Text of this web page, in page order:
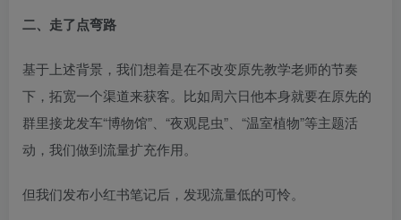
二、走了点弯路​
基于上述背景，我们想着是在不改变原先教学老师的节奏
下，拓宽一个渠道来获客。比如周六日他本身就要在原先的
群里接龙发车“博物馆”、“夜观昆虫”、“温室植物”等主题活
动，我们做到流量扩充作用。​
但我们发布小红书笔记后，发现流量低的可怜。​